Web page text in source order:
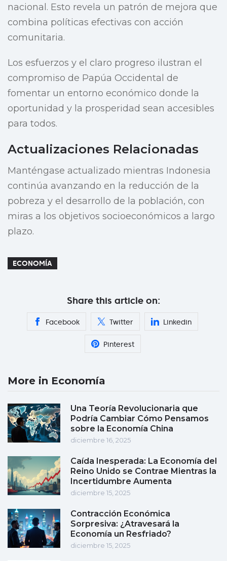
nacional. Esto revela un patrón de mejora que
combina políticas efectivas con acción
comunitaria.
Los esfuerzos y el claro progreso ilustran el
compromiso de Papúa Occidental de
fomentar un entorno económico donde la
oportunidad y la prosperidad sean accesibles
para todos.
Actualizaciones Relacionadas
Manténgase actualizado mientras Indonesia
continúa avanzando en la reducción de la
pobreza y el desarrollo de la población, con
miras a los objetivos socioeconómicos a largo
plazo.
ECONOMÍA
Share this article on:
Facebook Twitter Linkedin
Pinterest
More in Economía
Una Teoría Revolucionaria que
Podría Cambiar Cómo Pensamos
sobre la Economía China
diciembre 16, 2025
Caída Inesperada: La Economía del
Reino Unido se Contrae Mientras la
Incertidumbre Aumenta
diciembre 15, 2025
Contracción Económica
Sorpresiva: ¿Atravesará la
Economía un Resfriado?
diciembre 15, 2025